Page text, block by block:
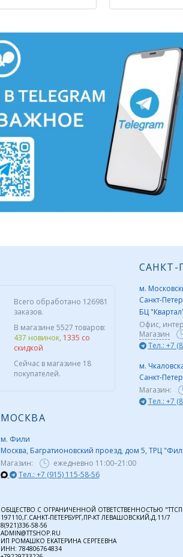
Всего обработано 126981
заказов.
В магазине 5527 товаров:
437 новинок, 1335 со
скидкой
Сейчас в магазине 18
покупателей.
САНКТ-
м.
Санкт-
БЦ
Офис,
Магазин
Тел.: +7
м.
Санкт-
Магазин:
Тел.: +7
МОСКВА
м. Фили
Москва, Багратионовский проезд, дом 5, ТРЦ
Магазин:
ежедневно 11:00–21:00
Тел.: +7 (915) 115-58-56
ОБЩЕСТВО С ОГРАНИЧЕННОЙ ОТВЕТСТВЕННОСТЬЮ
197110,Г.САНКТ-ПЕТЕРБУРГ,ПР-КТ ЛЕВАШОВСКИЙ,Д.11/7
8(921)336-58-56
ADMIN@TTSHOP.RU
ИП РОМАШКО ЕКАТЕРИНА СЕРГЕЕВНА
ИНН: 784806764834